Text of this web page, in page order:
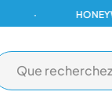
HONEYWELL,